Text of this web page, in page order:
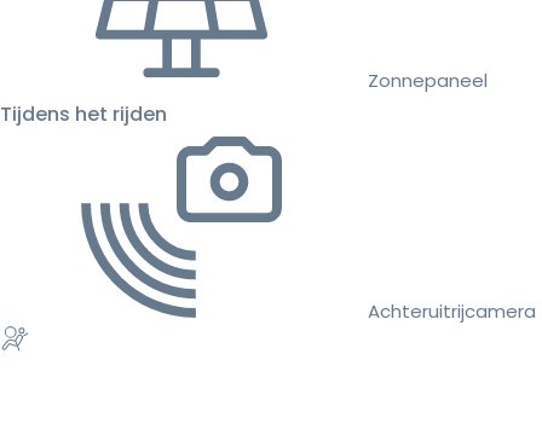
Zonnepaneel
Tijdens het rijden
Achteruitrijcamera